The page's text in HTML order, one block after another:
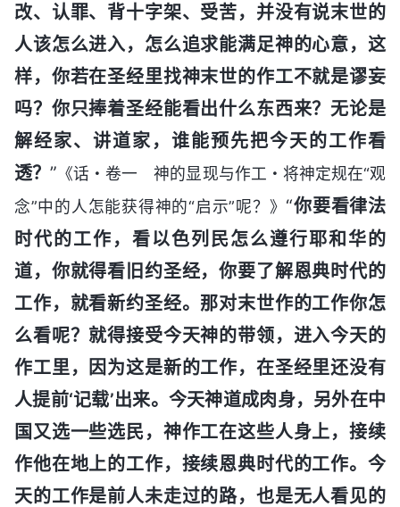
改、认罪、背十字架、受苦，并没有说末世的
人该怎么进入，怎么追求能满足神的心意，这
样，你若在圣经里找神末世的作工不就是谬妄
吗？你只捧着圣经能看出什么东西来？无论是
解经家、讲道家，谁能预先把今天的工作看
透？” 《话・卷一 神的显现与作工・将神定规在“观
念”中的人怎能获得神的“启示”呢？》 “你要看律法
时代的工作，看以色列民怎么遵行耶和华的
道，你就得看旧约圣经，你要了解恩典时代的
工作，就看新约圣经。那对末世作的工作你怎
么看呢？就得接受今天神的带领，进入今天的
作工里，因为这是新的工作，在圣经里还没有
人提前‘记载’出来。今天神道成肉身，另外在中
国又选一些选民，神作工在这些人身上，接续
作他在地上的工作，接续恩典时代的工作。今
天的工作是前人未走过的路，也是无人看见的